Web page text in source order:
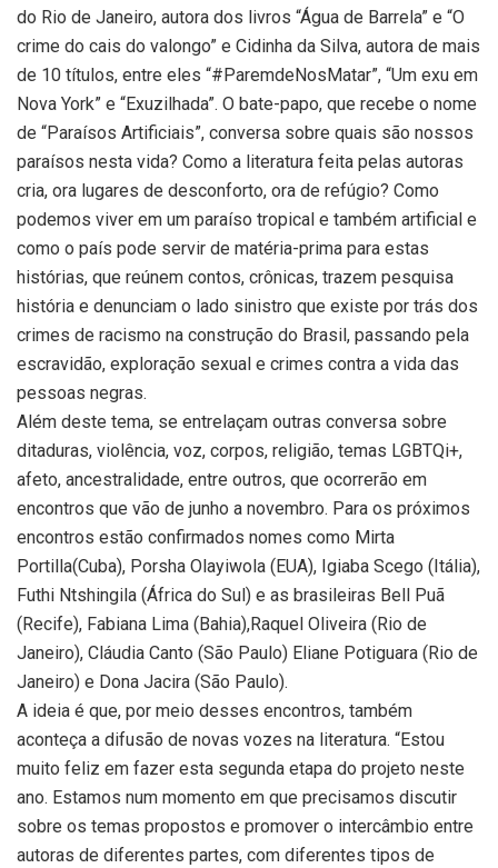
do Rio de Janeiro, autora dos livros “Água de Barrela” e “O
crime do cais do valongo” e Cidinha da Silva, autora de mais
de 10 títulos, entre eles “#ParemdeNosMatar”, “Um exu em
Nova York” e “Exuzilhada”. O bate-papo, que recebe o nome
de “Paraísos Artificiais”, conversa sobre quais são nossos
paraísos nesta vida? Como a literatura feita pelas autoras
cria, ora lugares de desconforto, ora de refúgio? Como
podemos viver em um paraíso tropical e também artificial e
como o país pode servir de matéria-prima para estas
histórias, que reúnem contos, crônicas, trazem pesquisa
história e denunciam o lado sinistro que existe por trás dos
crimes de racismo na construção do Brasil, passando pela
escravidão, exploração sexual e crimes contra a vida das
pessoas negras.
Além deste tema, se entrelaçam outras conversa sobre
ditaduras, violência, voz, corpos, religião, temas LGBTQi+,
afeto, ancestralidade, entre outros, que ocorrerão em
encontros que vão de junho a novembro. Para os próximos
encontros estão confirmados nomes como Mirta
Portilla(Cuba), Porsha Olayiwola (EUA), Igiaba Scego (Itália),
Futhi Ntshingila (África do Sul) e as brasileiras Bell Puã
(Recife), Fabiana Lima (Bahia),Raquel Oliveira (Rio de
Janeiro), Cláudia Canto (São Paulo) Eliane Potiguara (Rio de
Janeiro) e Dona Jacira (São Paulo).
A ideia é que, por meio desses encontros, também
aconteça a difusão de novas vozes na literatura. “Estou
muito feliz em fazer esta segunda etapa do projeto neste
ano. Estamos num momento em que precisamos discutir
sobre os temas propostos e promover o intercâmbio entre
autoras de diferentes partes, com diferentes tipos de